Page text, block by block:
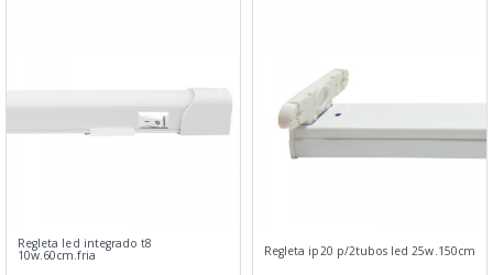
Regleta led integrado t8
10w.60cm.fria Regleta ip20 p/2tubos led 25w.150cm